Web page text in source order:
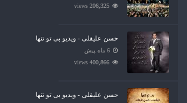
206,325 views
حسن علیقلی - ویدیو بی تو تنها
6 ماه پیش
400,866 views
حسن علیقلی - ویدیو بی تو تنها